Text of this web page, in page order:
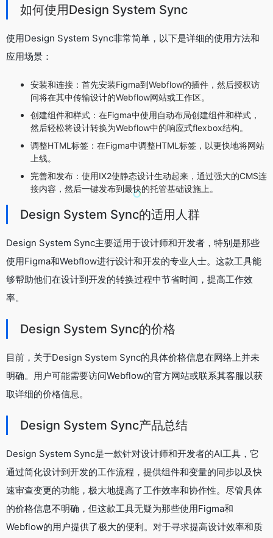
如何使用Design System Sync
使用Design System Sync非常简单，以下是详细的使用方法和
应用场景：
安装和连接：首先安装Figma到Webflow的插件，然后授权访
问将在其中传输设计的Webflow网站或工作区。
创建组件和样式：在Figma中使用自动布局创建组件和样式，
然后轻松将设计转换为Webflow中的响应式flexbox结构。
调整HTML标签：在Figma中调整HTML标签，以更快地将网站
上线。
完善和发布：使用IX2使静态设计生动起来，通过强大的CMS连
接内容，然后一键发布到最快的托管基础设施上。
Design System Sync的适用人群
Design System Sync主要适用于设计师和开发者，特别是那些
使用Figma和Webflow进行设计和开发的专业人士。这款工具能
够帮助他们在设计到开发的转换过程中节省时间，提高工作效
率。
Design System Sync的价格
目前，关于Design System Sync的具体价格信息在网络上并未
明确。用户可能需要访问Webflow的官方网站或联系其客服以获
取详细的价格信息。
Design System Sync产品总结
Design System Sync是一款针对设计师和开发者的AI工具，它
通过简化设计到开发的工作流程，提供组件和变量的同步以及快
速审查变更的功能，极大地提高了工作效率和协作性。尽管具体
的价格信息不明确，但这款工具无疑为那些使用Figma和
Webflow的用户提供了极大的便利。对于寻求提高设计效率和质